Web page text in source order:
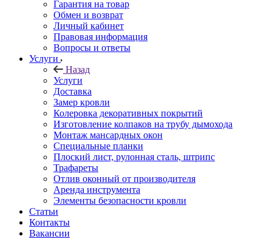
Гарантия на товар
Обмен и возврат
Личный кабинет
Правовая информация
Вопросы и ответы
Услуги
Назад
Услуги
Доставка
Замер кровли
Колеровка декоративных покрытий
Изготовление колпаков на трубу дымохода
Монтаж мансардных окон
Специальные планки
Плоский лист, рулонная сталь, штрипс
Трафареты
Отлив оконный от производителя
Аренда инструмента
Элементы безопасности кровли
Статьи
Контакты
Вакансии